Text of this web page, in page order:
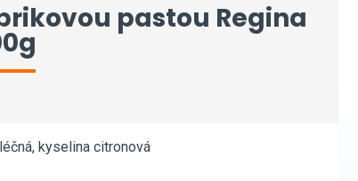
pastou Regina
kyselina citronová